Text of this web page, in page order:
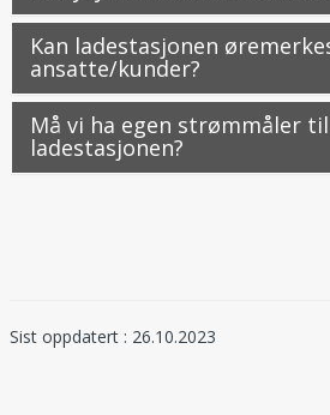
Kan ladestasjonen
ansatte/kunder?
Må vi ha egen strømmåler til
ladestasjonen?
Sist oppdatert : 26.10.2023